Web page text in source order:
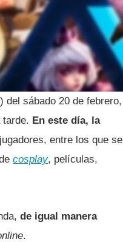
del sábado 20 de febrero,
tarde. En este dí­a, la
entre los que se
cosplay, pelí­culas,
de igual manera
.